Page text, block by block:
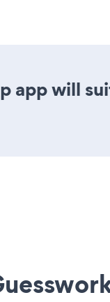
app will